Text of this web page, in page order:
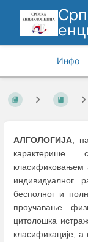
Инфо
АЛГОЛОГИЈА,
класификовањем
индивидуалног
бесполног и
проучавање
цитолошка
класификације,